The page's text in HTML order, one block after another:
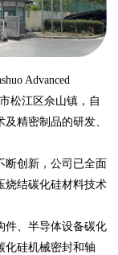
Advanced
松江区佘山镇，自
精密制品的研发、
断创新，公司已全面
烧结碳化硅材料技术
件、半导体设备碳化
化硅机械密封和轴